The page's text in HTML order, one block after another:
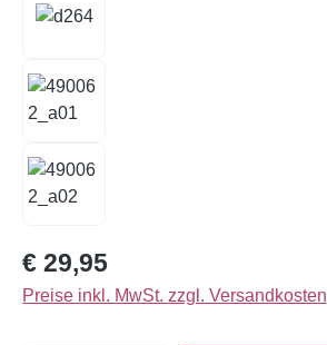
Regulärer Preis:
€ 29,95
Preise inkl. MwSt. zzgl. Versandkosten